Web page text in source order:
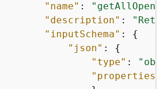
"name" :
"description" :
"inputSchema" : {
"json" : {
"type" :
"properties"